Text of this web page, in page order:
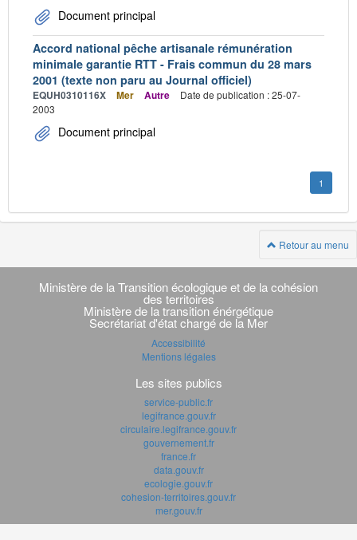
Document principal
Accord national pêche artisanale rémunération
minimale garantie RTT - Frais commun du 28 mars
2001 (texte non paru au Journal officiel)
EQUH0310116X Mer Autre
Date de publication : 25-07-
2003
Document principal
1
Retour au menu
Navigation
transverse
Ministère de la Transition écologique et de la cohésion
des territoires
Ministère de la transition énérgétique
Secrétariat d'état chargé de la Mer
Accessibilité
Mentions légales
Les sites publics
service-public.fr
legifrance.gouv.fr
circulaire.legifrance.gouv.fr
gouvernement.fr
france.fr
data.gouv.fr
ecologie.gouv.fr
cohesion-territoires.gouv.fr
mer.gouv.fr